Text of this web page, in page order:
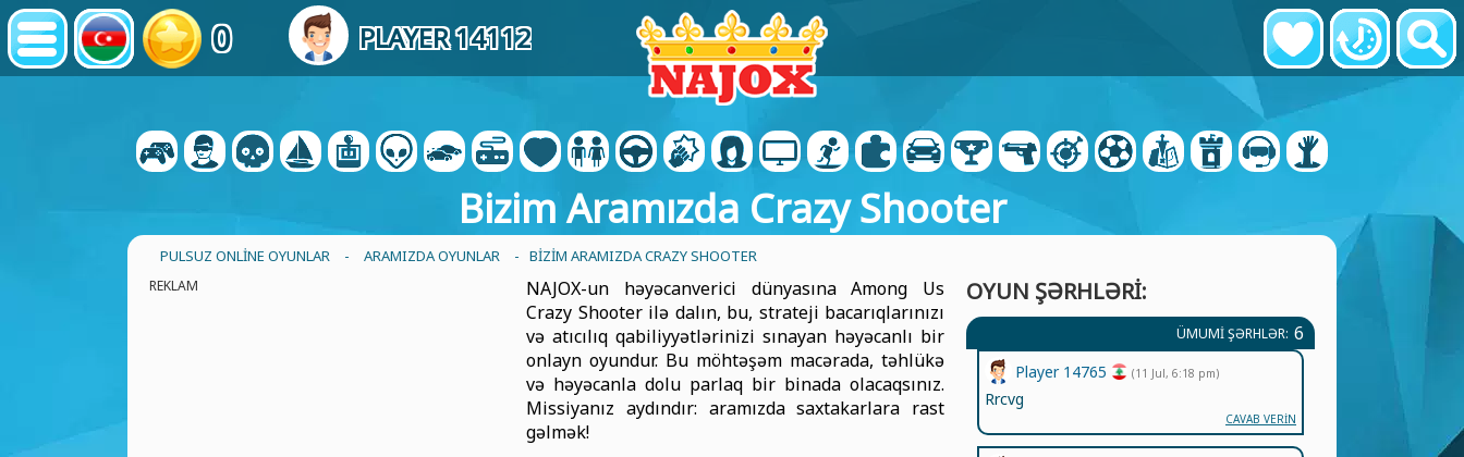
0 PLAYER 14112
Bizim Aramızda Crazy Shooter
PULSUZ ONLINE OYUNLAR - ARAMIZDA OYUNLAR - BIZIM ARAMIZDA CRAZY SHOOTER
REKLAM
NAJOX-un həyəcanverici dünyasına Among Us
Crazy Shooter ilə dalın, bu, strateji bacarıqlarınızı
və atıcılıq qabiliyyətlərinizi sınayan həyəcanlı bir
onlayn oyundur. Bu möhtəşəm macərada, təhlükə
və həyəcanla dolu parlaq bir binada olacaqsınız.
Missiyanız aydındır: aramızda saxtakarlara rast
gəlmək!
OYUN ŞƏRHLƏRI:
ÜMUMI ŞƏRHLƏR: 6
Player 14765 (11 Jul, 6:18 pm)
Rrcvg
CAVAB VERİN